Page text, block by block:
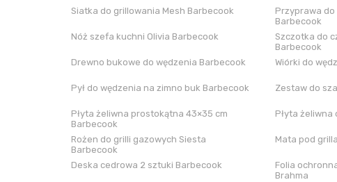
Siatka do grillowania Mesh Barbecook
Przyprawa do
Barbecook
Nóż szefa kuchni Olivia Barbecook
Szczotka do
Barbecook
Drewno bukowe do wędzenia Barbecook Wiórki do
Pył do wędzenia na zimno buk Barbecook
Zestaw do
Płyta żeliwna prostokątna 43×35 cm
Barbecook
Płyta żeliwna
Rożen do grilli gazowych Siesta
Barbecook
Mata pod
Deska cedrowa 2 sztuki Barbecook
Folia
Brahma